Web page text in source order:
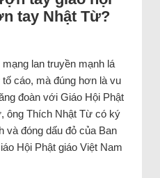
tay Nhật Từ?
lan truyền mạnh lá
cáo, mà đúng hơn là vu
đoàn với Giáo Hội Phật
ông Thích Nhật Từ có ký
và đóng dấu đỏ của Ban
Hội Phật giáo Việt Nam